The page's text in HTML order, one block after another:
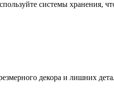
системы хранения,
декора и лишних